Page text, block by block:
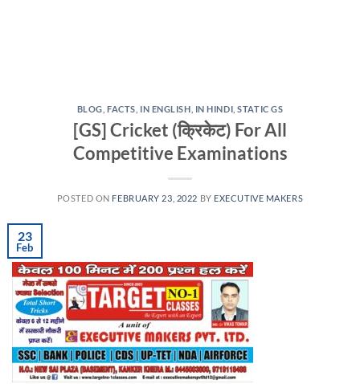
BLOG ,FACTS IN ENGLISH IN HINDI ,STATIC GS
[GS] Cricket (क्रिकेट) For All
Competitive Examinations
POSTED ON FEBRUARY 23, 2022 BY EXECUTIVE MAKERS
23
Feb